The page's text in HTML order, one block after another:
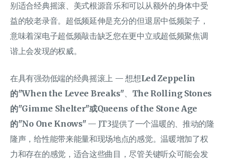
别适合经典摇滚、美式根源音乐和可以从额外的身体中受
益的较老录音。超低频延伸是充分的但退居中低频架子，
意味着深电子超低频敲击缺乏您在更中立或超低频聚焦调
谐上会发现的权威。
在具有强劲低端的经典摇滚上 — 想想Led Zeppelin
的"When the Levee Breaks"、 The Rolling Stones
的"Gimme Shelter"或Queens of the Stone Age
的"No One Knows"— JT3提供了一个温暖的、推动的隆
隆声，给性能带来能量和现场地点的感觉。温暖增加了权
力和存在的感觉，适合这些曲目，尽管关键听众可能会发